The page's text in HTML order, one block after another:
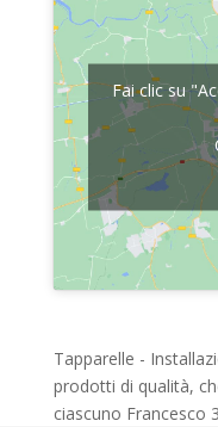
Fai clic su
Tapparelle -
prodotti di qualità,
ciascuno Francesco